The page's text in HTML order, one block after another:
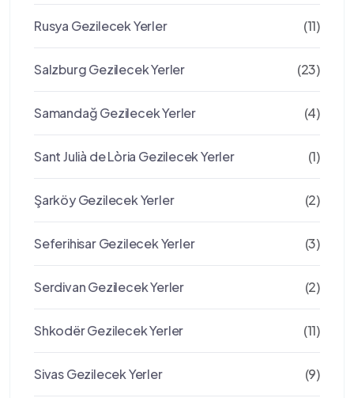
Rusya Gezilecek Yerler (11)
Salzburg Gezilecek Yerler (23)
Samandağ Gezilecek Yerler (4)
Sant Julià de Lòria Gezilecek Yerler (1)
Şarköy Gezilecek Yerler (2)
Seferihisar Gezilecek Yerler (3)
Serdivan Gezilecek Yerler (2)
Shkodër Gezilecek Yerler (11)
Sivas Gezilecek Yerler (9)